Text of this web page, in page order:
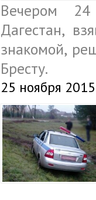
Вечером 24
Дагестан,
знакомой,
Бресту.
25 ноября